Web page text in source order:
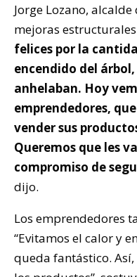
Jorge Lozano,
mejoras
felices por la
encendido del
anhelaban. Hoy
emprendedores,
vender sus
Queremos que les
compromiso de
dijo.
Los emprendedores
“Evitamos el calor y
queda fantástico.